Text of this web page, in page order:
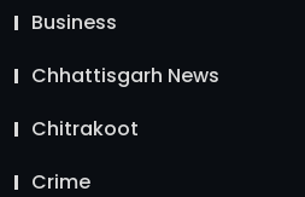
Business
Chhattisgarh News
Chitrakoot
Crime